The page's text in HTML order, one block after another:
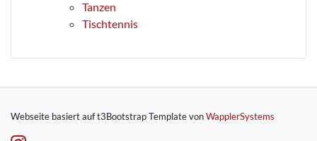
Tanzen
Tischtennis
Webseite basiert auf t3Bootstrap Template vonWapplerSystems